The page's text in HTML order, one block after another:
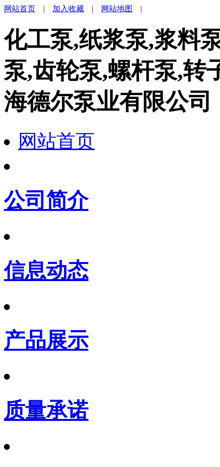
网站首页 | 加入收藏 | 网站地图 |
化工泵,纸浆泵,浆料
泵,齿轮泵,螺杆泵,转
海德尔泵业有限公司
网站首页
公司简介
信息动态
产品展示
质量承诺